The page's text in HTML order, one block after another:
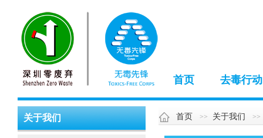
首页 去毒行动
关于我们 首页 关于我们